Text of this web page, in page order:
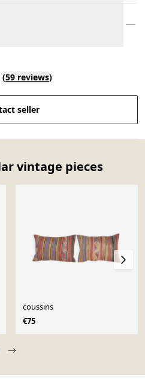
(59 reviews)
seller
vintage pieces
coussins
€75